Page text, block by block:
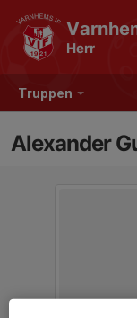
Truppen
Herr
Alexander